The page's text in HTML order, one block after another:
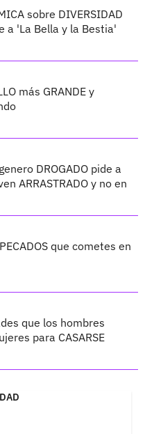
sobre DIVERSIDAD
a 'La Bella y la Bestia'
más GRANDE y
DROGADO pide a
ARRASTRADO y no en
que cometes en
que los hombres
para CASARSE